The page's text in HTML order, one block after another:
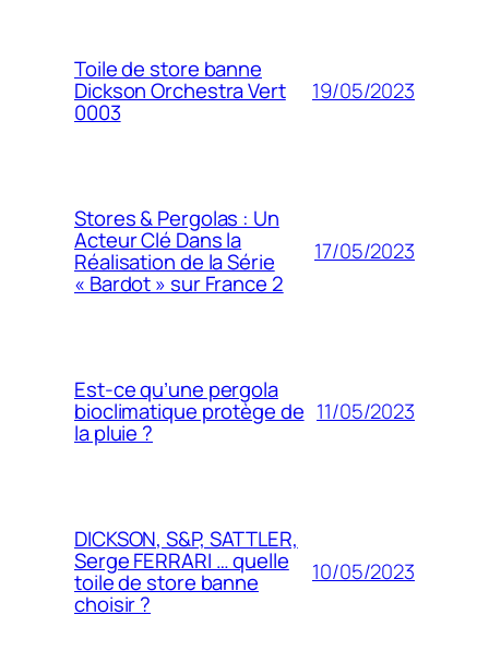
Toile de store banne
Dickson Orchestra Vert
0003
19/05/2023
Stores & Pergolas : Un
Acteur Clé Dans la
Réalisation de la Série
« Bardot » sur France 2
17/05/2023
Est-ce qu’une pergola
bioclimatique protège de
la pluie ?
11/05/2023
DICKSON, S&P, SATTLER,
Serge FERRARI … quelle
toile de store banne
choisir ?
10/05/2023